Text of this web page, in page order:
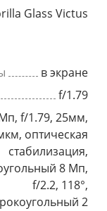
Glass Victus
в экране
f/1.79
f/1.79, 25мм,
оптическая
стабилизация,
8 Мп,
f/2.2, 118°,
2